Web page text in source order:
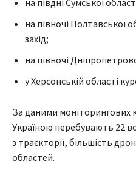
на півдні Сумської
на півночі Полтавської
захід;
на півночі
у Херсонській області
За даними моніторингових
Україною перебувають 22
з траєкторії, більшість
областей.